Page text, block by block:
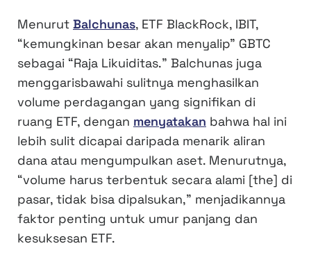
Menurut Balchunas, ETF BlackRock, IBIT,
“kemungkinan besar akan menyalip” GBTC
sebagai “Raja Likuiditas.” Balchunas juga
menggarisbawahi sulitnya menghasilkan
volume perdagangan yang signifikan di
ruang ETF, dengan menyatakan bahwa hal ini
lebih sulit dicapai daripada menarik aliran
dana atau mengumpulkan aset. Menurutnya,
“volume harus terbentuk secara alami [the] di
pasar, tidak bisa dipalsukan,” menjadikannya
faktor penting untuk umur panjang dan
kesuksesan ETF.